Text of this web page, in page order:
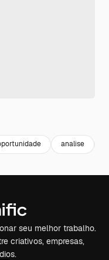
analise
seu melhor trabalho.
criativos, empresas,